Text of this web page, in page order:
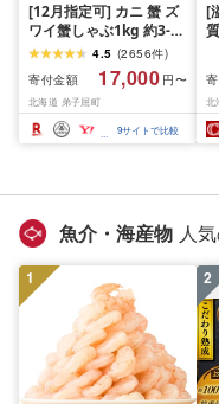
[12月指定可] カニ 蟹 ズ
ワイ蟹しゃぶ1kg 約3-4
人前 2kg 約6-8人前 3kg
約9-12人前 生食 生食可
生ズワイガニ カニしゃ
ぶ かにしゃぶ ズワイ蟹
ずわい蟹肉 ずわいがに
カット済み 送料無料 北
4.5 (2656件)
寄付金額
17,000 円〜
北海道 弟子屈町
9サイトで比較
[
北
魚介・海産物 人
1 2